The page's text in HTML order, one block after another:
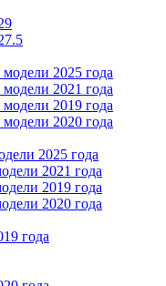
2025 года
2021 года
2019 года
2020 года
2025 года
2021 года
2019 года
2020 года
года